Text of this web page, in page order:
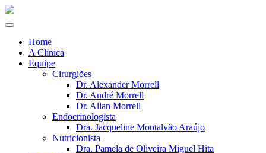
Home
A Clínica
Equipe
Cirurgiões
Dr. Alexander Morrell
Dr. André Morrell
Dr. Allan Morrell
Endocrinologista
Dra. Jacqueline Montalvão Araújo
Nutricionista
Dra. Pamela de Oliveira Miguel Hita